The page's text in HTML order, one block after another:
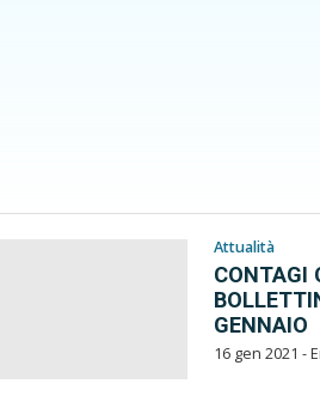
Attualità
CONTAGI
GENNAIO
16 gen 2021 -